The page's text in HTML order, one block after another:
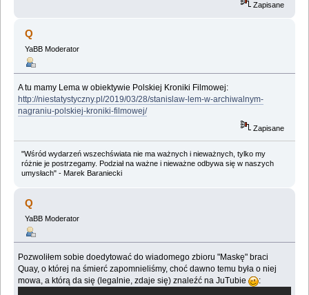
Zapisane
Q
YaBB Moderator
A tu mamy Lema w obiektywie Polskiej Kroniki Filmowej:
http://niestatystyczny.pl/2019/03/28/stanislaw-lem-w-archiwalnym-
nagraniu-polskiej-kroniki-filmowej/
Zapisane
"Wśród wydarzeń wszechświata nie ma ważnych i nieważnych, tylko my
różnie je postrzegamy. Podział na ważne i nieważne odbywa się w naszych
umysłach" - Marek Baraniecki
Q
YaBB Moderator
Pozwoliłem sobie doedytować do wiadomego zbioru "Maskę" braci
Quay, o której na śmierć zapomnieliśmy, choć dawno temu była o niej
mowa, a którą da się (legalnie, zdaje się) znaleźć na JuTubie
: